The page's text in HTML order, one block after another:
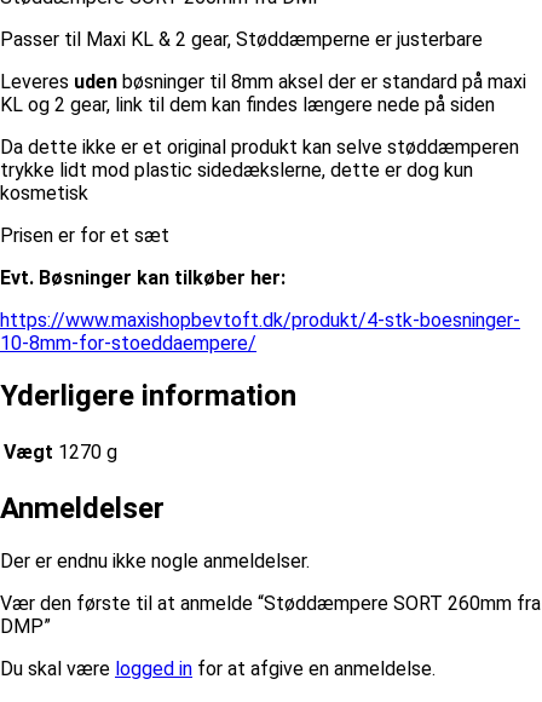
Passer til Maxi KL & 2 gear, Støddæmperne er justerbare
Leveres uden bøsninger til 8mm aksel der er standard på maxi
KL og 2 gear, link til dem kan findes længere nede på siden
Da dette ikke er et original produkt kan selve støddæmperen
trykke lidt mod plastic sidedækslerne, dette er dog kun
kosmetisk
Prisen er for et sæt
Evt. Bøsninger kan tilkøber her:
https://www.maxishopbevtoft.dk/produkt/4-stk-boesninger-
10-8mm-for-stoeddaempere/
Yderligere information
Vægt 1270 g
Anmeldelser
Der er endnu ikke nogle anmeldelser.
Vær den første til at anmelde “Støddæmpere SORT 260mm fra
DMP”
Du skal være logged in for at afgive en anmeldelse.